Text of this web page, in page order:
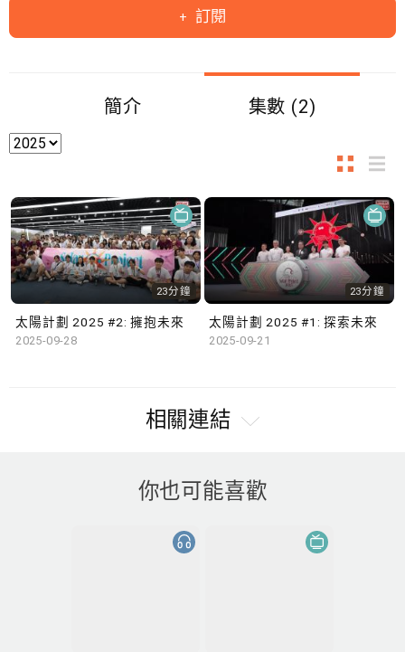
訂閱
簡介 集數 (2)
23分鐘
太陽計劃 2025 #2: 擁抱未來
2025-09-28
23分鐘
太陽計劃 2025 #1: 探索未來
2025-09-21
相關連結
你也可能喜歡